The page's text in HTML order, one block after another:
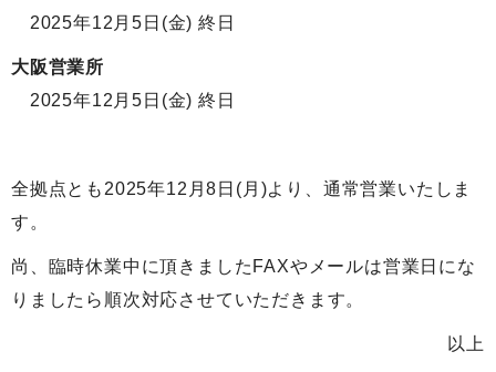
2025年12月5日(金) 終日
大阪営業所
2025年12月5日(金) 終日
全拠点とも2025年12月8日(月)より、通常営業いたしま
す。
尚、臨時休業中に頂きましたFAXやメールは営業日にな
りましたら順次対応させていただきます。
以上